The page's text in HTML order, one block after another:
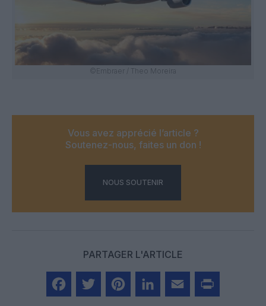
©Embraer / Theo Moreira
Vous avez apprécié l’article ?
Soutenez-nous, faites un don !
NOUS SOUTENIR
PARTAGER L'ARTICLE